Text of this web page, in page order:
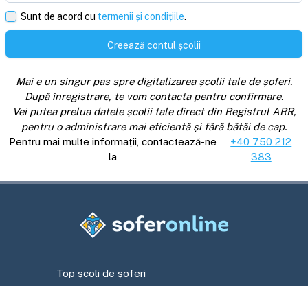
Sunt de acord cu termenii și condițiile.
Creează contul școlii
Mai e un singur pas spre digitalizarea școlii tale de șoferi.
După înregistrare, te vom contacta pentru confirmare.
Vei putea prelua datele școlii tale direct din Registrul ARR,
pentru o administrare mai eficientă și fără bătăi de cap.
Pentru mai multe informații, contactează-ne
la
+40 750 212
383
Top școli de șoferi